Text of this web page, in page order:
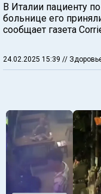
В Италии пациенту
больнице его
сообщает газета
24.02.2025 15:39 //